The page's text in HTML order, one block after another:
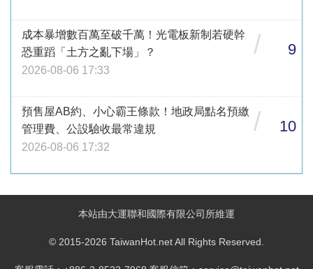
成本暴增數百萬至破千萬！光電板新制若硬幹
恐重蹈「土方之亂下場」？
2026-08-06 17:33
/ 9
預售屋AB約、小心霸王條款！地政局點名預繳
管理費、公設驗收最常違規
2026-08-06 17:32
/ 10
本站由大運聯和國際有限公司所維運
© 2015-2026 TaiwanHot.net All Rights Reserved.